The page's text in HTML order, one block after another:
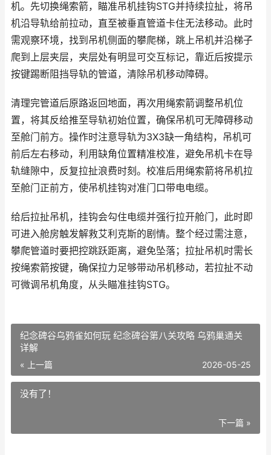
机。先切换绳索箭，瞄准吊机挂钩STG并持续拉扯，将吊
机沿导轨给前拉动，直至被垂直管道卡住无法移动。此时
需观察环境，找到吊机侧面的攀爬梯，跳上吊机并沿梯子
爬到上层夹层，夹层处有明显可交互标记，靠近后按提示
按键踢断阻挡导轨的管道，清除吊机移动障碍。
清理完管道后原路返回地面，再次用绳索箭调整吊机位
置，将其反给推至导轨初始位置，确保吊机可无障碍移动
至舱门前方。操作时注意导轨为3X3缺一角结构，吊机可
前后左右移动，利用缺角位置精准校准，避免吊机卡在导
轨缝隙中，反复拉扯浪费时刻。校准后用绳索箭将吊机拉
至舱门正前方，使吊机挂钩对准门口带电电缆。
给后拉扯吊机，挂钩会勾住电缆并强行拉开舱门，此时即
可进入舱房触发解救艾利克斯的剧情。整个经过需注意，
攀爬管道时要把控跳跃距离，避免坠落；拉扯吊机时需长
按绳索箭按键，确保拉力足够带动吊机移动，若拉扯不动
可微调吊机角度，从头瞄准挂钩STG。
纪念碑谷乌鸦雀如何玩 纪念碑谷第八关攻略 乌鸦巢通关
详解
« 上一篇 2026-05-25
没有了！
下一篇 »